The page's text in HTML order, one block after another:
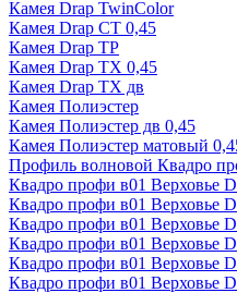
Камея Drap TwinColor
Камея Drap СТ 0,45
Камея Drap ТР
Камея Drap ТХ 0,45
Камея Drap ТХ дв
Камея Полиэстер
Камея Полиэстер дв 0,45
Камея Полиэстер матовый
Профиль волновой Квадро
Квадро профи в01 Верховье
Квадро профи в01 Верховье
Квадро профи в01 Верховье
Квадро профи в01 Верховье
Квадро профи в01 Верховье
Квадро профи в01 Верховье